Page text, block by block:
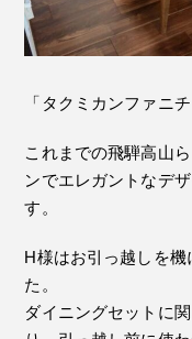
「タクミカンファニ
これまでの飛騨高山
ンでエレガントなデ
す。
H様はお引っ越しを
た。
ダイニングセットに